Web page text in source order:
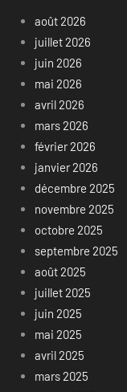
août 2026
juillet 2026
juin 2026
mai 2026
avril 2026
mars 2026
février 2026
janvier 2026
décembre 2025
novembre 2025
octobre 2025
septembre 2025
août 2025
juillet 2025
juin 2025
mai 2025
avril 2025
mars 2025